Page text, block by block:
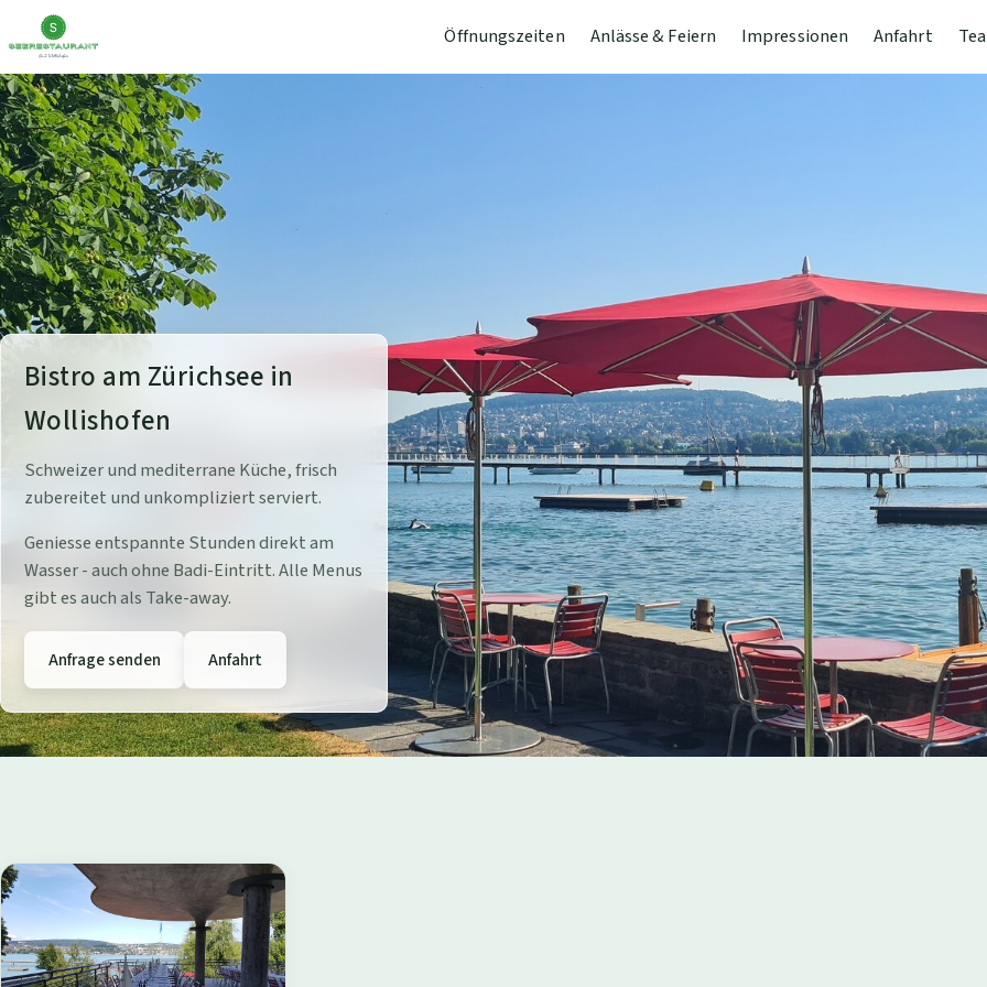
Öffnungszeiten Anlässe & Feiern Impressionen Anfahrt
S
e
e
r
e
s
t
a
u
r
n
t
B
Bistro am Zürichsee in
Wollishofen
Schweizer und mediterrane Küche, frisch
zubereitet und unkompliziert serviert.
Geniesse entspannte Stunden direkt am
Wasser - auch ohne Badi-Eintritt. Alle Menus
gibt es auch als Take-away.
Anfrage senden Anfahrt